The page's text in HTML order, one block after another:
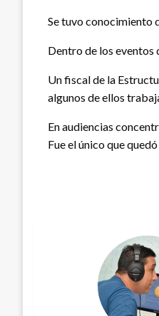
Se tuvo conocimiento
Dentro de los eventos
Un fiscal de la
algunos de ellos
En audiencias
Fue el único que